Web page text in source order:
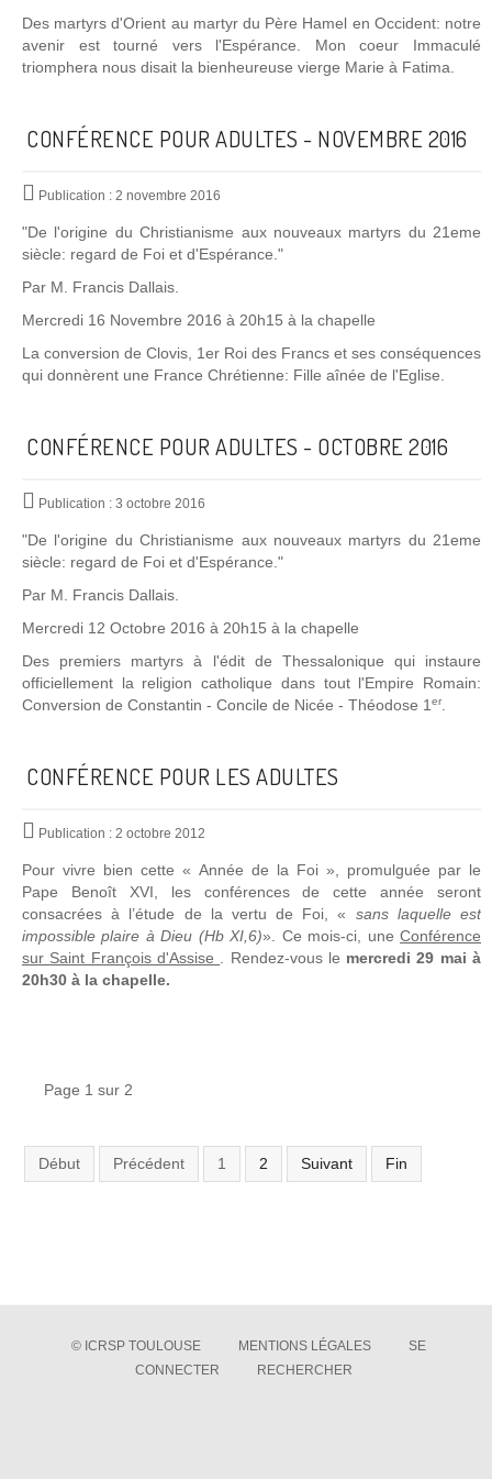
Des martyrs d'Orient au martyr du Père Hamel en Occident: notre
avenir est tourné vers l'Espérance. Mon coeur Immaculé
triomphera nous disait la bienheureuse vierge Marie à Fatima.
CONFÉRENCE POUR ADULTES - NOVEMBRE 2016
Publication : 2 novembre 2016
"De l'origine du Christianisme aux nouveaux martyrs du 21eme
siècle: regard de Foi et d'Espérance."
Par M. Francis Dallais.
Mercredi 16 Novembre 2016 à 20h15 à la chapelle
La conversion de Clovis, 1er Roi des Francs et ses conséquences
qui donnèrent une France Chrétienne: Fille aînée de l'Eglise.
CONFÉRENCE POUR ADULTES - OCTOBRE 2016
Publication : 3 octobre 2016
"De l'origine du Christianisme aux nouveaux martyrs du 21eme
siècle: regard de Foi et d'Espérance."
Par M. Francis Dallais.
Mercredi 12 Octobre 2016 à 20h15 à la chapelle
Des premiers martyrs à l'édit de Thessalonique qui instaure
officiellement la religion catholique dans tout l'Empire Romain:
Conversion de Constantin - Concile de Nicée - Théodose 1er.
CONFÉRENCE POUR LES ADULTES
Publication : 2 octobre 2012
Pour vivre bien cette « Année de la Foi », promulguée par l e
Pape Benoît XVI , les conférences de cette année seront
consacrées à l’étude de la vertu de Foi, « sans laquelleest
impossible plaire àDieu (Hb XI,6)». Ce mois-ci, uneConférence
sur Saint François d'Assise . Rendez-vous le mercredi 29 mai à
20h30 à la chapelle.
Page 1 sur 2
Début Précédent 1 2 Suivant Fin
© ICRSP TOULOUSE MENTIONS LÉGALES
SE
CONNECTER
RECHERCHER